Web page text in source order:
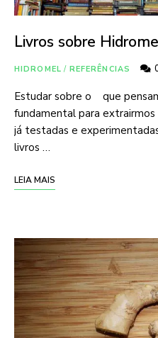
Livros sobre
HIDROMEL / REFERÊNCIAS
Estudar sobre o que
fundamental para
já testadas e
livros …
LEIA MAIS